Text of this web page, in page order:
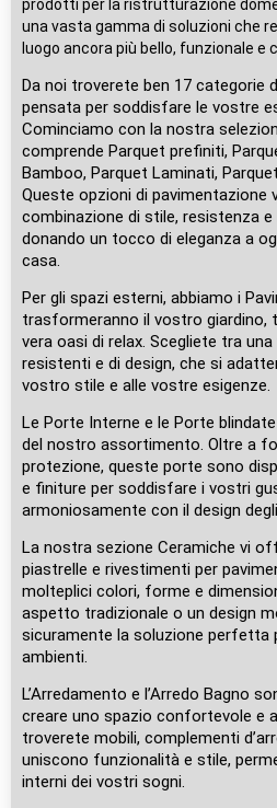
prodotti per la ristrutturazione
una vasta gamma di soluzioni che
luogo ancora più bello, funzionale e
Da noi troverete ben 17 categorie
pensata per soddisfare le vostre
Cominciamo con la nostra
comprende Parquet prefiniti,
Bamboo, Parquet Laminati,
Queste opzioni di pavimentazione
combinazione di stile, resistenza e
donando un tocco di eleganza a
casa.
Per gli spazi esterni, abbiamo i
trasformeranno il vostro giardino,
vera oasi di relax. Scegliete tra
resistenti e di design, che si
vostro stile e alle vostre esigenze.
Le Porte Interne e le Porte
del nostro assortimento. Oltre a
protezione, queste porte sono
e finiture per soddisfare i vostri
armoniosamente con il design
La nostra sezione Ceramiche vi
piastrelle e rivestimenti per
molteplici colori, forme e
aspetto tradizionale o un design
sicuramente la soluzione perfetta
ambienti.
L’Arredamento e l’Arredo Bagno
creare uno spazio confortevole e
troverete mobili, complementi
uniscono funzionalità e stile,
interni dei vostri sogni.